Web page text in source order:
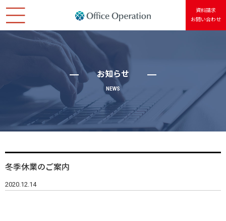
サービス紹介
Usersアカウント
サイトポリシー
資料請求
お問い合わせ
お知らせ
NEWS
冬季休業のご案内
2020.12.14